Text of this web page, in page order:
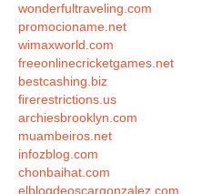
wonderfultraveling.com
promocioname.net
wimaxworld.com
freeonlinecricketgames.net
bestcashing.biz
firerestrictions.us
archiesbrooklyn.com
muambeiros.net
infozblog.com
chonbaihat.com
elblogdeoscargonzalez.com